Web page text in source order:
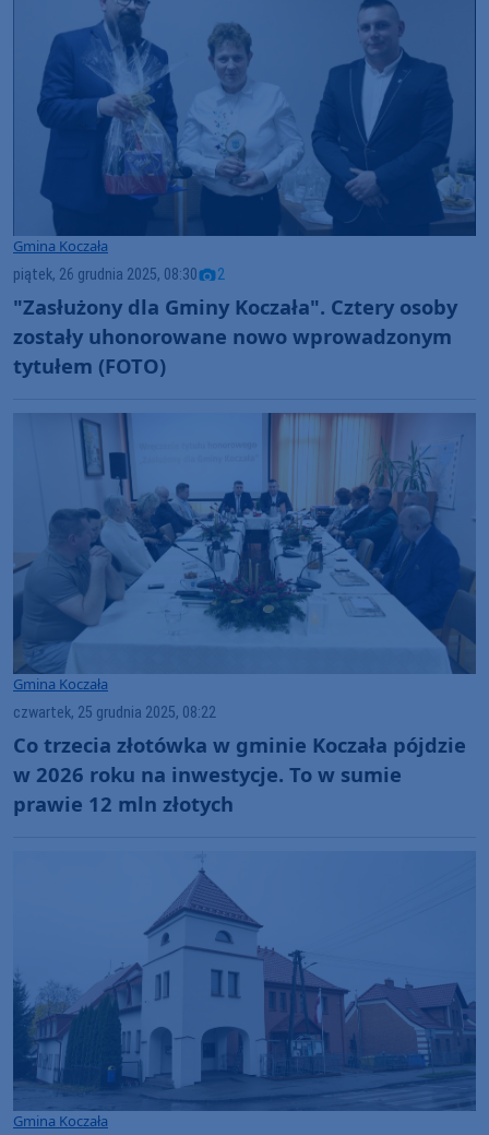
Gmina Koczała
piątek, 26 grudnia 2025, 08:30 2
"Zasłużony dla Gminy Koczała". Cztery osoby
zostały uhonorowane nowo wprowadzonym
tytułem (FOTO)
Gmina Koczała
czwartek, 25 grudnia 2025, 08:22
Co trzecia złotówka w gminie Koczała pójdzie
w 2026 roku na inwestycje. To w sumie
prawie 12 mln złotych
Gmina Koczała